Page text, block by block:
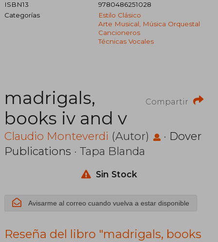
ISBN13
9780486251028
Categorías
Estilo Clásico
Arte Musical, Música Orquestal
Cancioneros
Técnicas Vocales
Compartir
madrigals,
books iv and v
Claudio Monteverdi (Autor) · Dover
Publications · Tapa Blanda
Sin Stock
Avisarme al correo cuando vuelva a estar disponible
Reseña del libro "madrigals, books